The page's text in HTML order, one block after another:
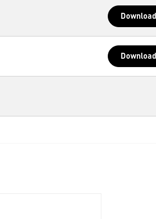
Download
Download